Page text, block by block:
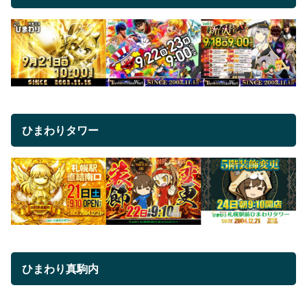
ひまわりタワー
ひまわり真駒内